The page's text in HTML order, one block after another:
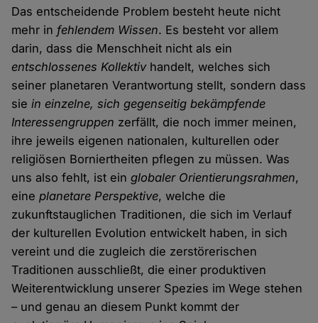
Das entscheidende Problem besteht heute nicht
mehr in fehlendem Wissen. Es besteht vor allem
darin, dass die Menschheit nicht als ein
entschlossenes Kollektivhandelt, welches sich
seiner planetaren Verantwortung stellt, sondern dass
siein einzelne, sich gegenseitig bekämpfende
Interessengruppen zerfällt, die noch immer meinen,
ihre jeweils eigenen nationalen, kulturellen oder
religiösen Borniertheiten pflegen zu müssen. Was
uns also fehlt, ist einglobaler Orientierungsrahmen,
eineplanetare Perspektive, welche die
zukunftstauglichen Traditionen, die sich im Verlauf
der kulturellen Evolution entwickelt haben, in sich
vereint und die zugleich die zerstörerischen
Traditionen ausschließt, die einer produktiven
Weiterentwicklung unserer Spezies im Wege stehen
– und genau an diesem Punkt kommt der